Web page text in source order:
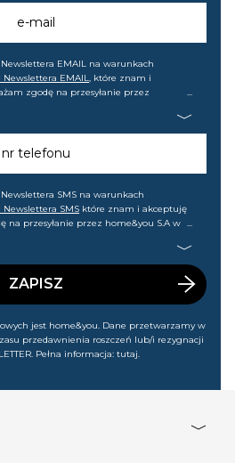
e-mail
EMAIL na warunkach
EMAIL, które znam i
zgodę na przesyłanie przez
Wiem, że mogę tę zgodę w
nr telefonu
SMS na warunkach
SMS które znam i akceptuję
na przesyłanie przez home&you S.A w
że mogę tę zgodę w każdej chwili
ZAPISZ
jest home&you. Dane przetwarzamy w
przedawnienia roszczeń lub/i rezygnacji
Pełna informacja: tutaj.